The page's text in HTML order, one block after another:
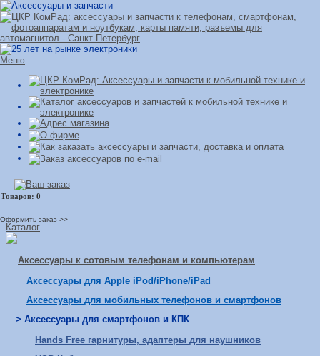
Меню
Оформить заказ >>
Каталог
Аксессуары к сотовым телефонам и компьютерам
Аксессуары для Apple iPod/iPhone/iPad
Аксессуары для мобильных телефонов и смартфонов
> Аксессуары для смартфонов и КПК
Hands Free гарнитуры, адаптеры для наушников